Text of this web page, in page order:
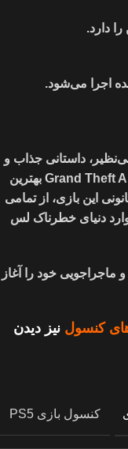
را دارد.
اجرا می‌شود.
داستانی جذاب و
بخش آنلاین پرهیجان هستید، Grand Theft Auto VI GTA 6 بهترین
این بازی، از تمامی
وارد دنیای خطرناک لس
ماجراجویی خود را آغاز
کنسول نیز دیدن
کنسول بازی PS5